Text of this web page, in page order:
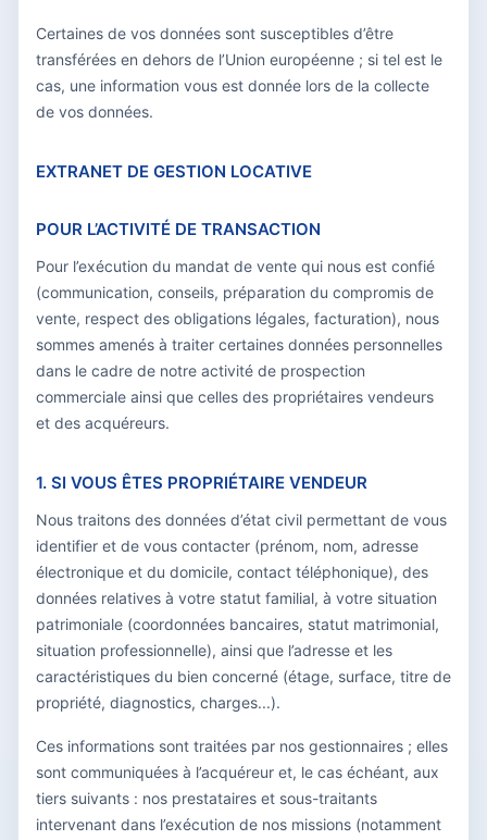
Certaines de vos données sont susceptibles d’être
transférées en dehors de l’Union européenne ; si tel est le
cas, une information vous est donnée lors de la collecte
de vos données.
EXTRANET DE GESTION LOCATIVE
POUR L’ACTIVITÉ DE TRANSACTION
Pour l’exécution du mandat de vente qui nous est confié
(communication, conseils, préparation du compromis de
vente, respect des obligations légales, facturation), nous
sommes amenés à traiter certaines données personnelles
dans le cadre de notre activité de prospection
commerciale ainsi que celles des propriétaires vendeurs
et des acquéreurs.
1. SI VOUS ÊTES PROPRIÉTAIRE VENDEUR
Nous traitons des données d’état civil permettant de vous
identifier et de vous contacter (prénom, nom, adresse
électronique et du domicile, contact téléphonique), des
données relatives à votre statut familial, à votre situation
patrimoniale (coordonnées bancaires, statut matrimonial,
situation professionnelle), ainsi que l’adresse et les
caractéristiques du bien concerné (étage, surface, titre de
propriété, diagnostics, charges...).
Ces informations sont traitées par nos gestionnaires ; elles
sont communiquées à l’acquéreur et, le cas échéant, aux
tiers suivants : nos prestataires et sous-traitants
intervenant dans l’exécution de nos missions (notamment